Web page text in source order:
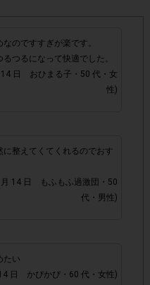
あります。予めご了承く
ケート回答が可能です。
ウントを停止させていた
答できない場合がござい
のですすぎが楽です。
つるになって快適でした。
14 日 おひまる子・50 代・女
性)
に整えてくてくれるのでおす
月 14 日 もふもふ過激団・50
代・男性)
たい
日 かぴかぴ・60 代・女性)